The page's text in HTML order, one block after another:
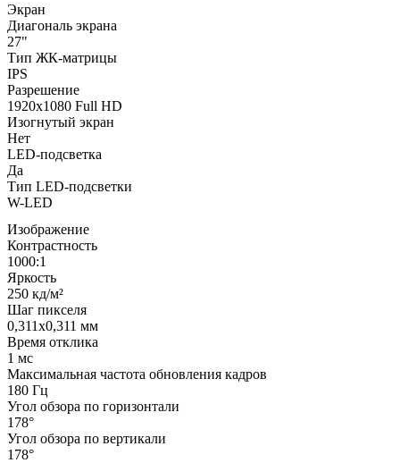
Экран
Диагональ экрана
27"
Тип ЖК-матрицы
IPS
Разрешение
1920x1080 Full HD
Изогнутый экран
Нет
LED-подсветка
Да
Тип LED-подсветки
W-LED
Изображение
Контрастность
1000:1
Яркость
250 кд/м²
Шаг пикселя
0,311x0,311 мм
Время отклика
1 мс
Максимальная частота обновления кадров
180 Гц
Угол обзора по горизонтали
178°
Угол обзора по вертикали
178°